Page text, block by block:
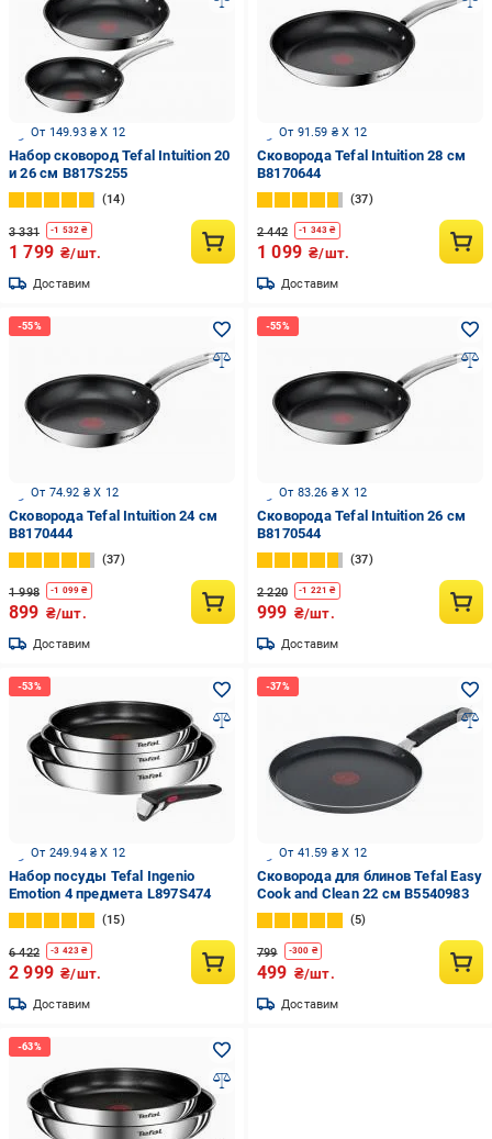
От 149.93 ₴ X 12
Набор сковород Tefal Intuition 20
и 26 см B817S255
14
3 331 -1 532 ₴
1 799 ₴/шт.
Доставим
От 91.59 ₴ X 12
Сковорода Tefal Intuition 28 cм
B8170644
37
2 442 -1 343 ₴
1 099 ₴/шт.
Доставим
От 74.92 ₴ X 12
Сковорода Tefal Intuition 24 cм
B8170444
37
1 998 -1 099 ₴
899 ₴/шт.
Доставим
От 83.26 ₴ X 12
Сковорода Tefal Intuition 26 cм
B8170544
37
2 220 -1 221 ₴
999 ₴/шт.
Доставим
От 249.94 ₴ X 12
Набор посуды Tefal Ingenio
Emotion 4 предмета L897S474
15
6 422 -3 423 ₴
2 999 ₴/шт.
Доставим
От 41.59 ₴ X 12
Сковорода для блинов Tefal Easy
Cook and Clean 22 см B5540983
5
799 -300 ₴
499 ₴/шт.
Доставим